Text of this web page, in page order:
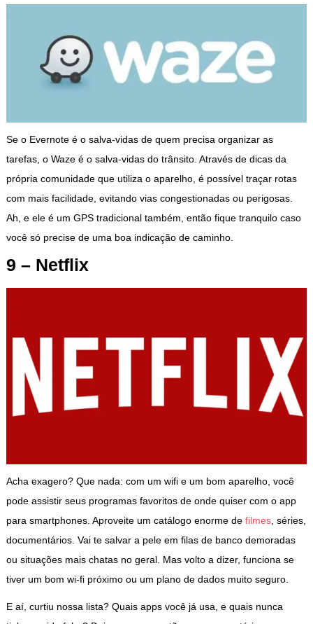
Se o Evernote é o salva-vidas de quem precisa organizar as
tarefas, o Waze é o salva-vidas do trânsito. Através de dicas da
própria comunidade que utiliza o aparelho, é possível traçar rotas
com mais facilidade, evitando vias congestionadas ou perigosas.
Ah, e ele é um GPS tradicional também, então fique tranquilo caso
você só precise de uma boa indicação de caminho.
9 – Netflix
Acha exagero? Que nada: com um wifi e um bom aparelho, você
pode assistir seus programas favoritos de onde quiser com o app
para smartphones. Aproveite um catálogo enorme de filmes, séries,
documentários. Vai te salvar a pele em filas de banco demoradas
ou situações mais chatas no geral. Mas volto a dizer, funciona se
tiver um bom wi-fi próximo ou um plano de dados muito seguro.
E aí, curtiu nossa lista? Quais apps você já usa, e quais nunca